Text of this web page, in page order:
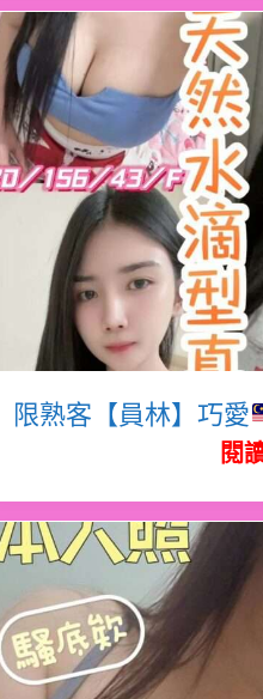
限熟客【員林】巧愛
閱